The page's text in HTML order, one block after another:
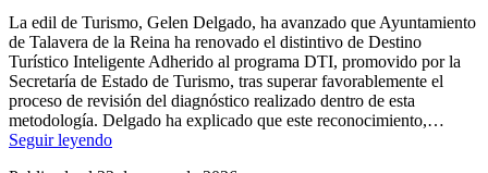
el
VIII
Encuentro
de
Gestores
de
la
La edil de Turismo, Gelen Delgado, ha avanzado que Ayuntamiento
de Talavera de la Reina ha renovado el distintivo de Destino
Turístico Inteligente Adherido al programa DTI, promovido por la
Secretaría de Estado de Turismo, tras superar favorablemente el
proceso de revisión del diagnóstico realizado dentro de esta
metodología. Delgado ha explicado que este reconocimiento,…
Seguir leyendoTalavera